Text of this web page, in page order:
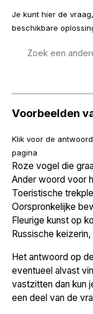
Je kunt hier de
beschikbare
Voorbeelden
Klik voor de
pagina
Roze vogel die
Ander woord voor
Toeristische
Oorspronkelijke
Fleurige kunst op
Russische
Het antwoord op
eventueel alvast
vastzitten dan kun
een deel van de